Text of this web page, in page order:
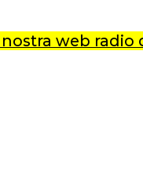
web radio